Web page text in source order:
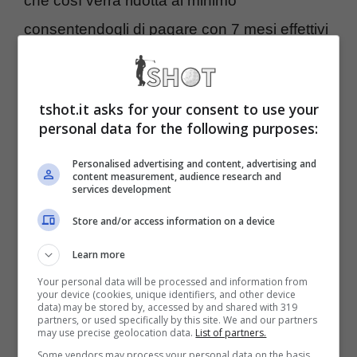
consentendogli di pagare con 7 mesi effettivi
di squalifica. Dunque anche per il giovane
italiano la stagione 2023/2024 è terminata in
anticipo e per la Juventus il vuoto lasciato dai
prossimo mercato di riparazione perciò a
meno di stravolgimenti
del reparto di centrocampo bianconero
lascerà Torino
a trovare una soluzione dal mercato.
Fabio Miretti: il nuovo
tshot.it asks for your consent to use your
personal data for the following purposes:
Personalised advertising and content, advertising and
content measurement, audience research and
services development
Store and/or access information on a device
Learn more
Your personal data will be processed and information from
your device (cookies, unique identifiers, and other device
data) may be stored by, accessed by and shared with 319
partners, or used specifically by this site. We and our partners
may use precise geolocation data. List of partners.